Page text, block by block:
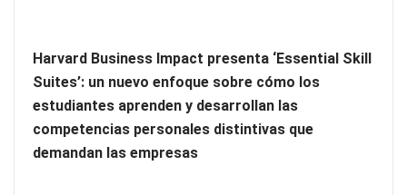
Harvard Business Impact presenta ‘Essential Skill
Suites’: un nuevo enfoque sobre cómo los
estudiantes aprenden y desarrollan las
competencias personales distintivas que
demandan las empresas